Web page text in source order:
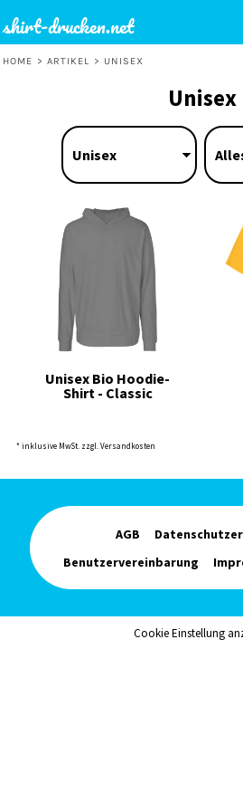
shirt-drucken.net
HOME > ARTIKEL > UNISEX
Unisex
Unisex Bio Hoodie-
Shirt - Classic
* inklusive MwSt. zzgl. Versandkosten
AGB
Benutzervereinbarung
Cookie Einstellung